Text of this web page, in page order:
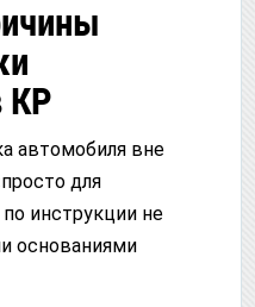
КР
автомобиля вне
для
инструкции не
основаниями